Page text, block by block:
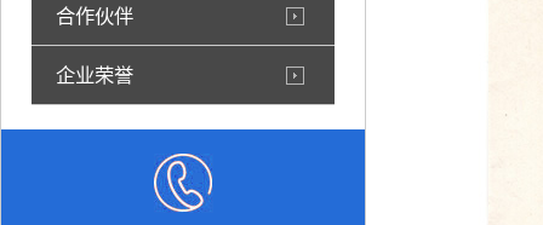
合作伙伴
企业荣誉